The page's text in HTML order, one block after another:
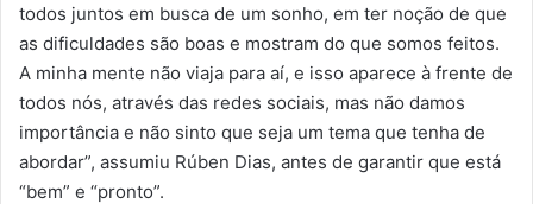
todos juntos em busca de um sonho, em ter noção de que
as dificuldades são boas e mostram do que somos feitos.
A minha mente não viaja para aí, e isso aparece à frente de
todos nós, através das redes sociais, mas não damos
importância e não sinto que seja um tema que tenha de
abordar”, assumiu Rúben Dias, antes de garantir que está
“bem” e “pronto”.